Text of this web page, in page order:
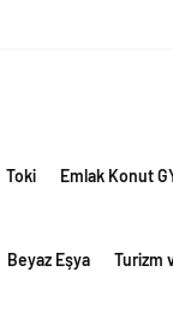
Toki Emlak Konut
Beyaz Eşya Turizm